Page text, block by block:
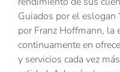
Guiados por el eslogan
por Franz Hoffmann, la
continuamente en
y servicios cada vez